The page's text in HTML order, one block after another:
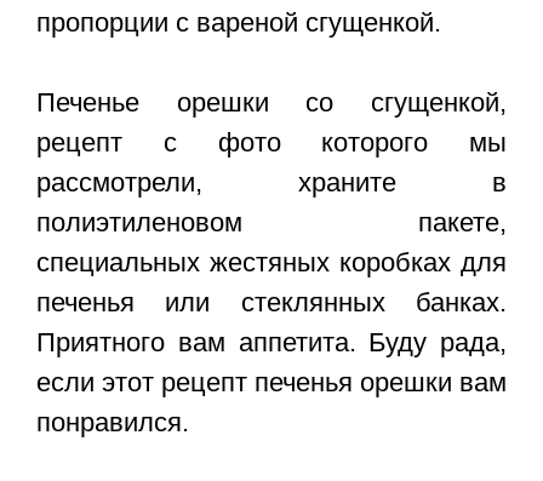
пропорции с вареной сгущенкой.
Печенье орешки со сгущенкой,
рецепт с фотокоторого мы
рассмотрели, храните в
полиэтиленовом пакете,
специальных жестяных коробках для
печенья или стеклянных банках.
Приятного вам аппетита. Буду рада,
если этот рецепт печенья орешки вам
понравился.